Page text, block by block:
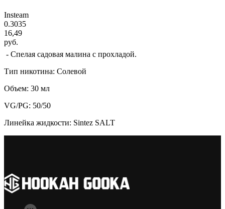
Insteam
0.3035
16,49
руб.
- Спелая садовая малина с прохладой.
Тип никотина: Солевой
Объем: 30 мл
VG/PG: 50/50
Линейка жидкости: Sintez SALT